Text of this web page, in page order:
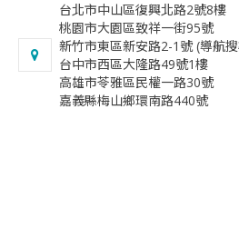
台北市中山區復興北路2號8樓
桃園市大園區致祥一街95號
新竹市東區新安路2-1號 (導航
台中市西區大隆路49號1樓
​高雄市苓雅區民權一路30號
​嘉義縣梅山鄉環南路440號